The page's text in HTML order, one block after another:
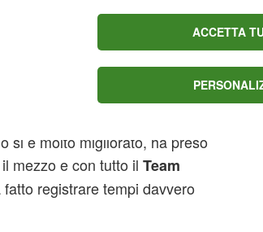
come da programma. La
sia per i piloti che per i
pare essere quella giusta.I
in questi giorni di prove hanno
si è molto migliorato, ha preso
mezzo e con tutto il Team
registrare tempi davvero
ACCETTA